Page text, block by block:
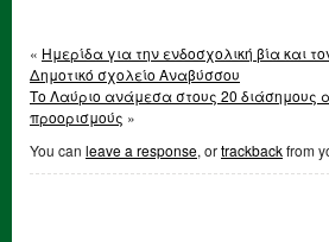
« Ημερίδα για την ενδοσχολική βία και
Δημοτικό σχολείο Αναβύσσου
Το Λαύριο ανάμεσα στους 20 διάσημους
προορισμούς »
You can leave a response, ortrackbackfrom